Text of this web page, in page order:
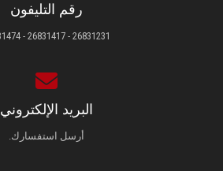
رقم التليفون
26831231 - 26831417 - 26831474
البريد الإلكتروني
أرسل استفسارك.